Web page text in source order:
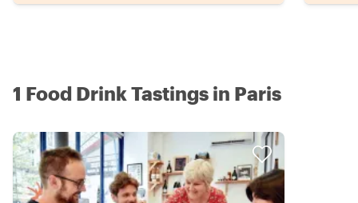
1 Food Drink Tastings in Paris